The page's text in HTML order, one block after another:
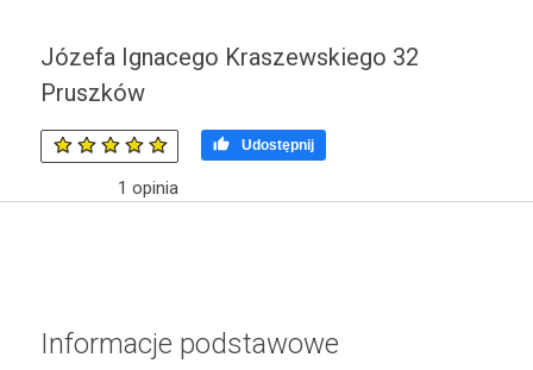
Józefa Ignacego Kraszewskiego 32
Pruszków
1 opinia
 Udostępnij
Informacje podstawowe